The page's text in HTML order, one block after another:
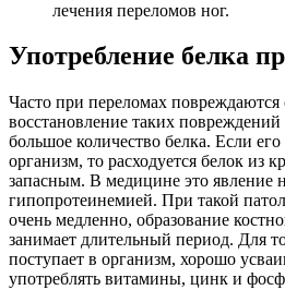
лечения переломов ног.
Употребление белка
Часто при переломах
восстановление таких повреждений
большое количество белка. Если
организм, то расходуется белок из
запасным. В медицине это явление
гипопротеинемией. При такой
очень медленно, образование
занимает длительный период. Для
поступает в организм, хорошо
употреблять витамины, цинк и